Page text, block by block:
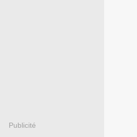
Publicité